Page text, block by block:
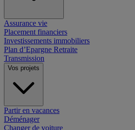
Assurance vie
Placement financiers
Investissements immobiliers
Plan d’Epargne Retraite
Transmission
Vos projets
Partir en vacances
Déménager
Changer de voiture